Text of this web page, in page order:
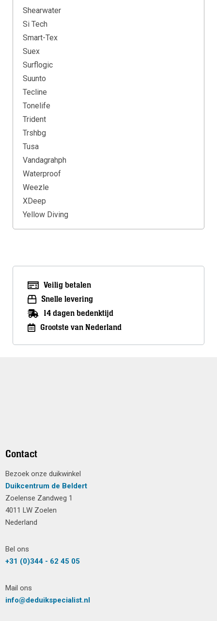
Shearwater
Si Tech
Smart-Tex
Suex
Surflogic
Suunto
Tecline
Tonelife
Trident
Trshbg
Tusa
Vandagrahph
Waterproof
Weezle
XDeep
Yellow Diving
Veilig betalen
Snelle levering
14 dagen bedenktijd
Grootste van Nederland
Contact
Bezoek onze duikwinkel
Duikcentrum de Beldert
Zoelense Zandweg 1
4011 LW Zoelen
Nederland
Bel ons
+31 (0)344 - 62 45 05
Mail ons
info@deduikspecialist.nl